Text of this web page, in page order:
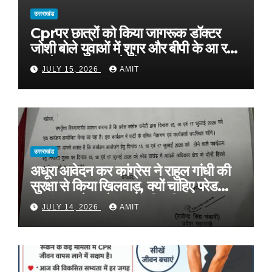
उत्तराखंड
Cprपर छात्रों को किया जागरूक डॉक्टर
जोशी बोले युवाओं में शुगर और बीपी के आ रहे
मामले, फास्ट फूड से रहे दूर
JULY 15, 2026 AMIT
उत्तराखंड
अधूरा आवेदन कर कांग्रेस ने राहुल गांधी की
सुरक्षा से किया खिलवाड़, क्यों चाहिए परेड
ग्राउंड, आवेदन में बताया ही नहीं
JULY 14, 2026 AMIT